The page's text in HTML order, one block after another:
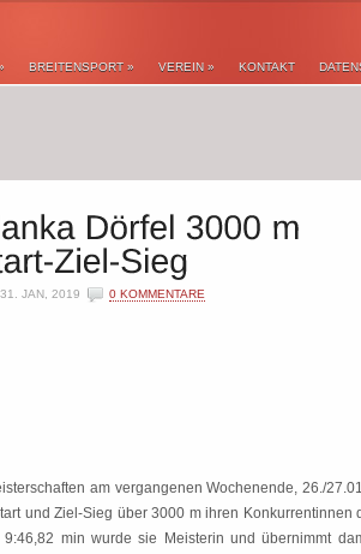
BREITENSPORT » VEREIN » KONTAKT
31. JAN, 2019 0 KOMMENTARE
am vergangenen Wochenende, 26./
und Ziel-Sieg über 3000 m ihren Konkurrentinnen
min wurde sie Meisterin und übernimmt